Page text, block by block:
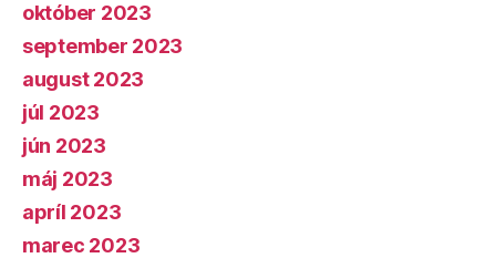
október 2023
september 2023
august 2023
júl 2023
jún 2023
máj 2023
apríl 2023
marec 2023